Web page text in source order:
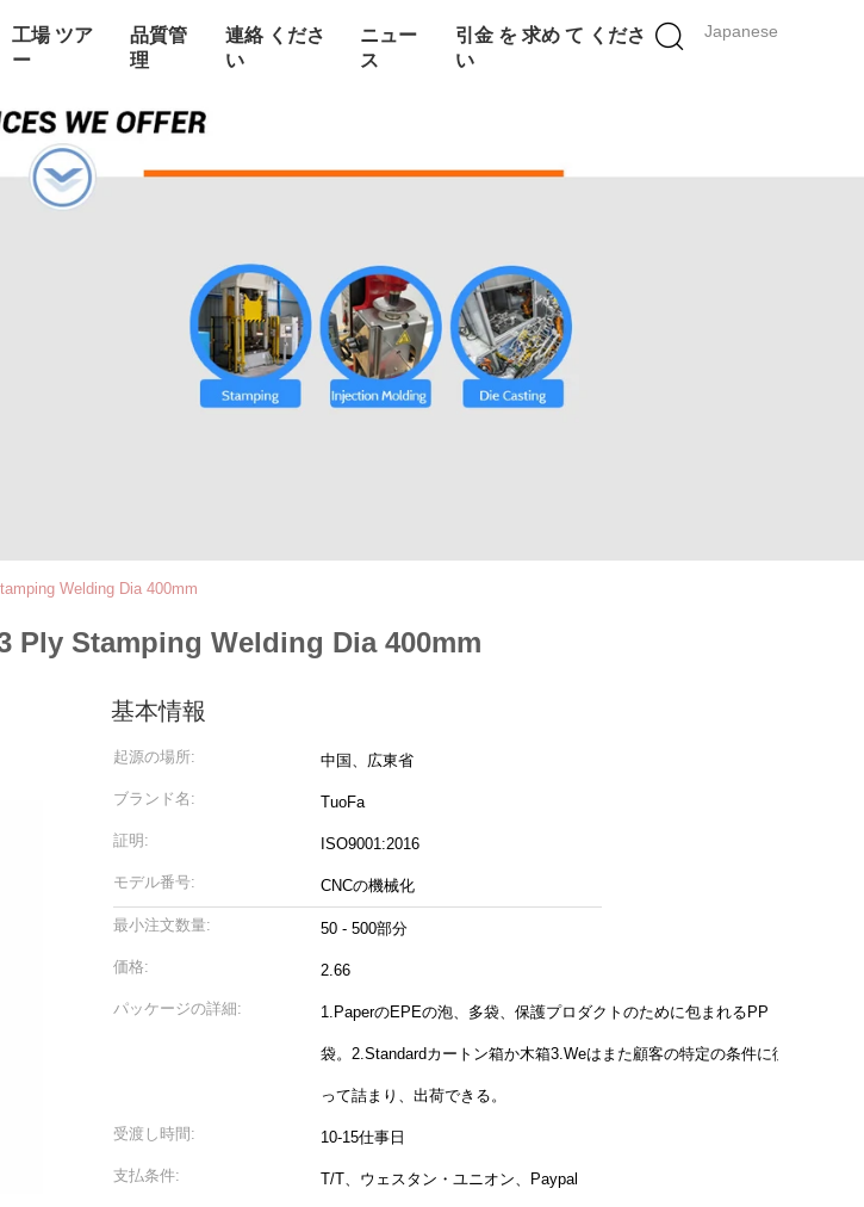
Japanese
工場 ツア
ー
品質管
理
連絡 くださ
い
ニュー
ス
引金 を 求め て くださ
い
Welding Dia 400mm
Ply Stamping Welding Dia 400mm
基本情報
起源の場所: 中国、広東省
ブランド名: TuoFa
証明: ISO9001:2016
モデル番号: CNCの機械化
最小注文数量: 50 - 500部分
価格: 2.66
パッケージの詳細: 1.PaperのEPEの泡、多袋、保護プロダクトのために包まれるPP
袋。2.Standardカートン箱か木箱3.Weはまた顧客の特定の条件に従
って詰まり、出荷できる。
受渡し時間: 10-15仕事日
支払条件: T/T、ウェスタン・ユニオン、Paypal